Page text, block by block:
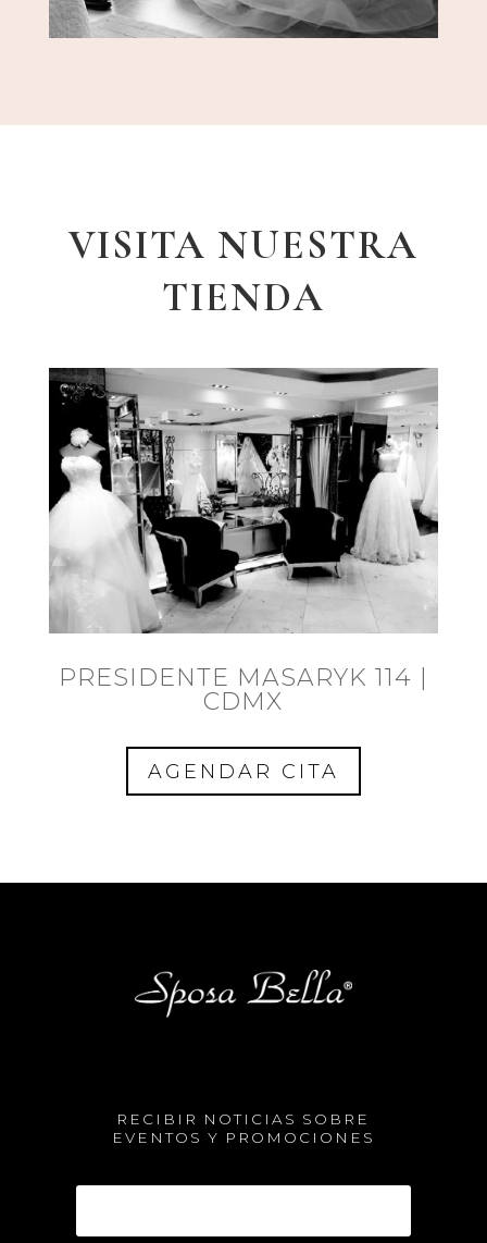
VISITA NUESTRA
TIENDA
PRESIDENTE MASARYK 114 |
CDMX
AGENDAR CITA
RECIBIR NOTICIAS SOBRE
EVENTOS Y PROMOCIONES